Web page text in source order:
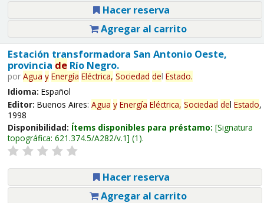
Hacer reserva
Agregar al carrito
Estación transformadora San Antonio Oeste,
provincia deRío Negro.
por Agua y Energía Eléctrica, Sociedad del Estado.
Idioma: Español
Editor: Buenos Aires: Agua y Energía Eléctrica, Sociedad del Estado,
1998
Disponibilidad: Ítems disponibles para préstamo: Signatura
topográfica: 621.374.5/A282/v.1 (1).
Hacer reserva
Agregar al carrito